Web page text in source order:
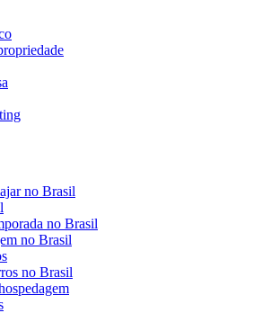
no Brasil
no Brasil
no Brasil
no Brasil